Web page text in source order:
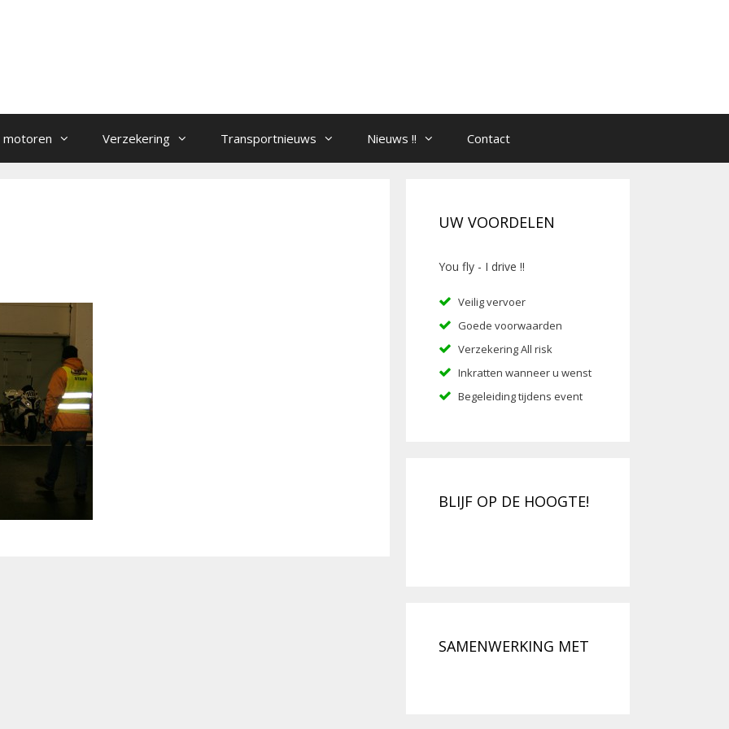
Verzekering Transportnieuws Nieuws !! Contact
UW VOORDELEN
You fly - I drive !!
Veilig vervoer
Goede voorwaarden
Verzekering All risk
Inkratten wanneer u wenst
Begeleiding tijdens event
BLIJF OP DE HOOGTE!
SAMENWERKING MET